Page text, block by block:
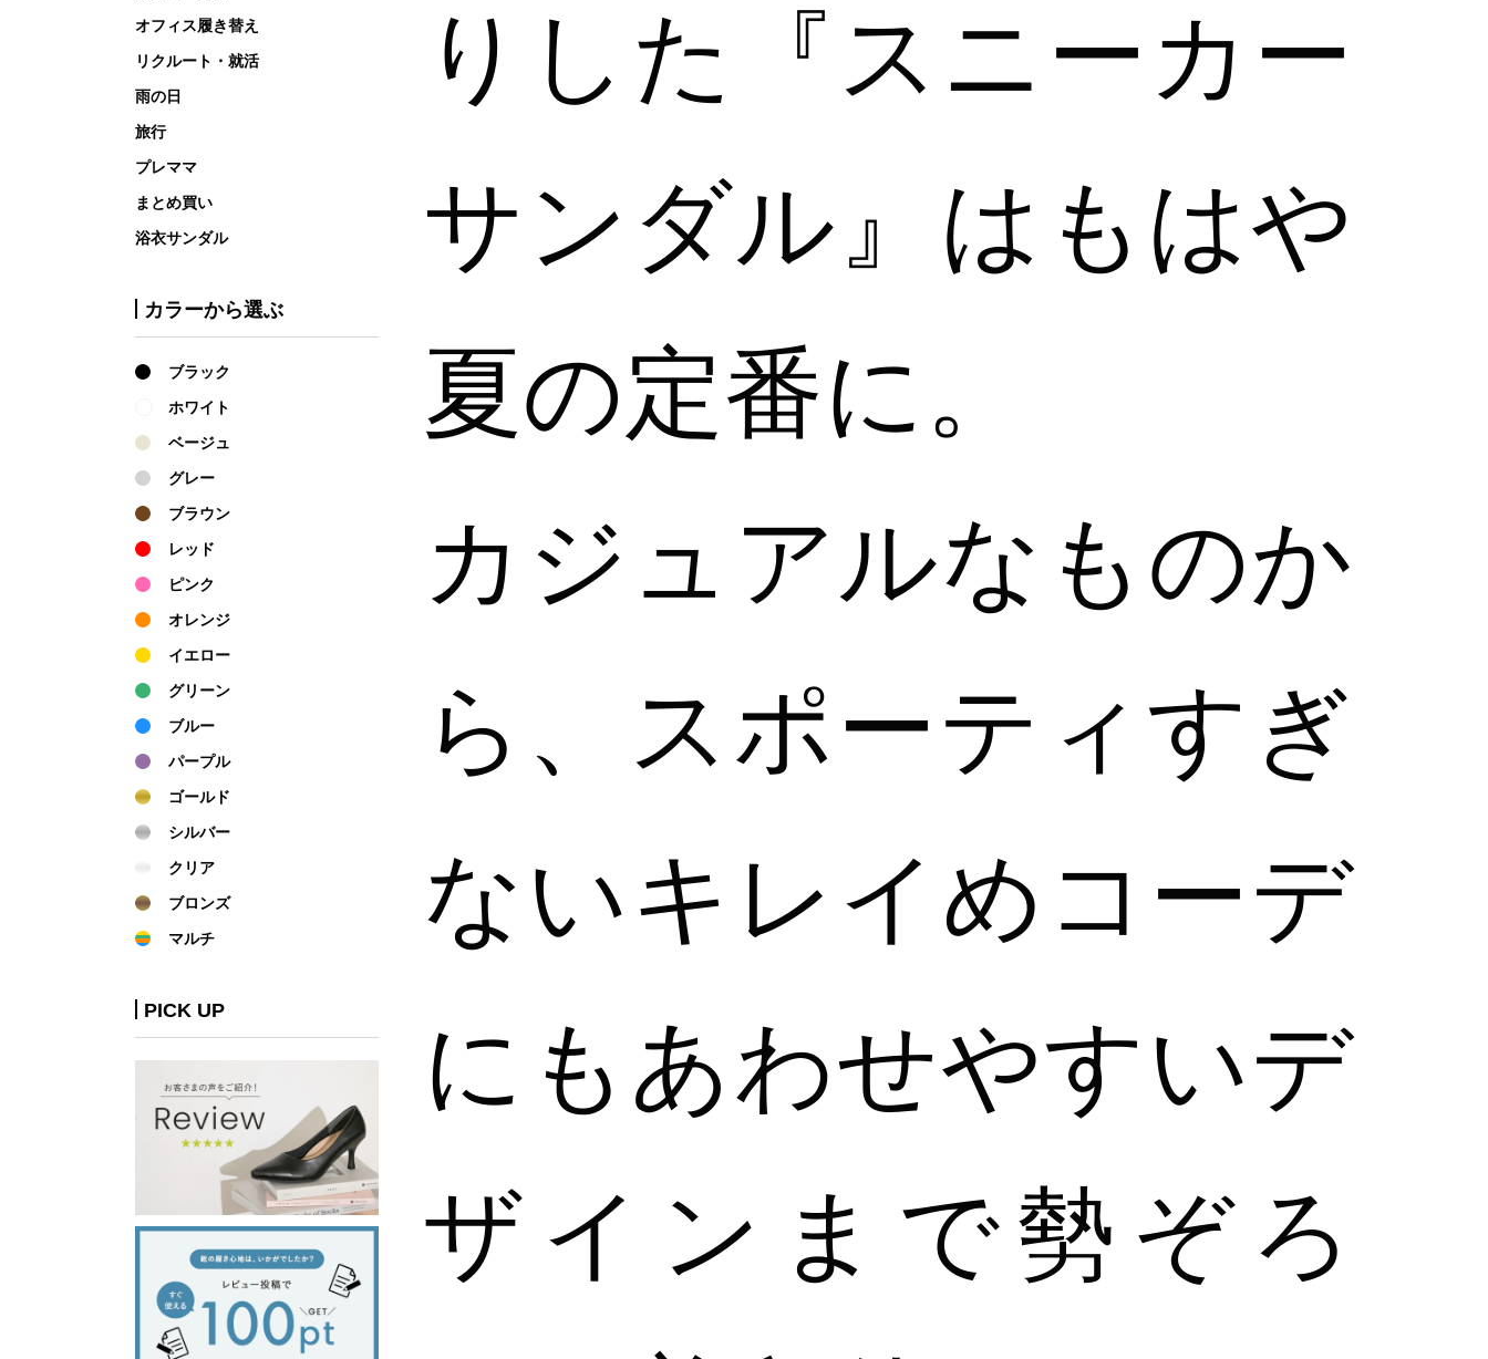
オフィス履き替え
リクルート・就活
雨の日
旅行
プレママ
まとめ買い
浴衣サンダル
カラーから選ぶ
ブラック
ホワイト
ベージュ
グレー
ブラウン
レッド
ピンク
オレンジ
イエロー
グリーン
ブルー
パープル
ゴールド
シルバー
クリア
ブロンズ
マルチ
PICK UP
りした『スニーカー
サンダル』はもはや
夏の定番に。
カジュアルなものか
ら、スポーティすぎ
ないキレイめコーデ
にもあわせやすいデ
ザインまで勢ぞろ